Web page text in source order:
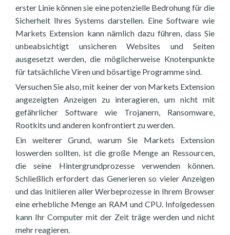
erster Linie können sie eine potenzielle Bedrohung für die
Sicherheit Ihres Systems darstellen. Eine Software wie
Markets Extension kann nämlich dazu führen, dass Sie
unbeabsichtigt unsicheren Websites und Seiten
ausgesetzt werden, die möglicherweise Knotenpunkte
für tatsächliche Viren und bösartige Programme sind.
Versuchen Sie also, mit keiner der von Markets Extension
angezeigten Anzeigen zu interagieren, um nicht mit
gefährlicher Software wie Trojanern, Ransomware,
Rootkits und anderen konfrontiert zu werden.
Ein weiterer Grund, warum Sie Markets Extension
loswerden sollten, ist die große Menge an Ressourcen,
die seine Hintergrundprozesse verwenden können.
Schließlich erfordert das Generieren so vieler Anzeigen
und das Initiieren aller Werbeprozesse in Ihrem Browser
eine erhebliche Menge an RAM und CPU. Infolgedessen
kann Ihr Computer mit der Zeit träge werden und nicht
mehr reagieren.